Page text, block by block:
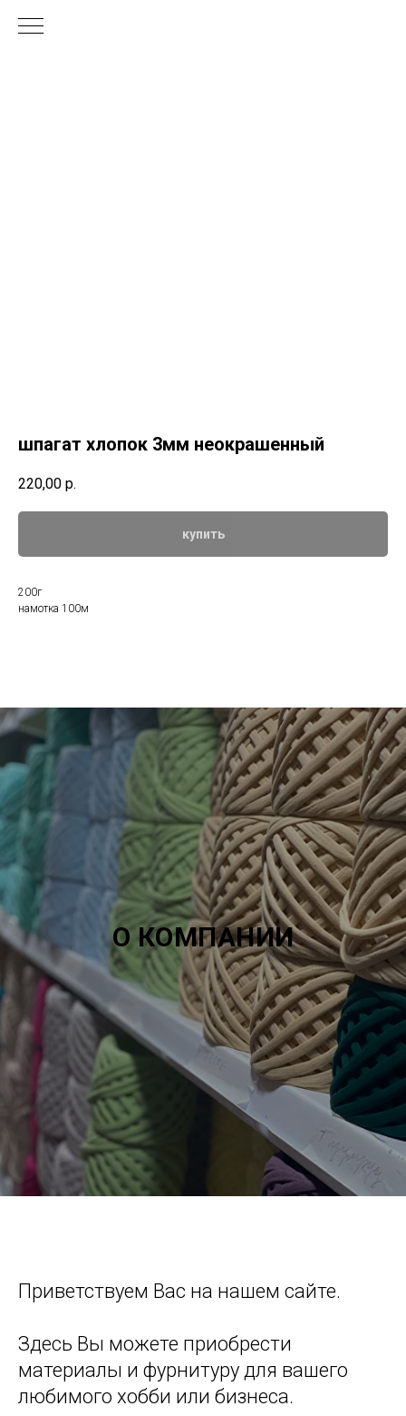
шпагат хлопок 3мм неокрашенный
220,00 р.
купить
200г
намотка 100м
О КОМПАНИИ
Приветствуем Вас на нашем сайте.
Здесь Вы можете приобрести
материалы и фурнитуру для вашего
любимого хобби или бизнеса.